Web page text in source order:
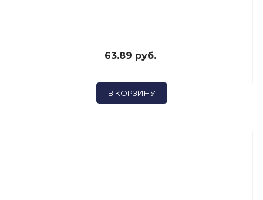
63.89 руб.
В КОРЗИНУ